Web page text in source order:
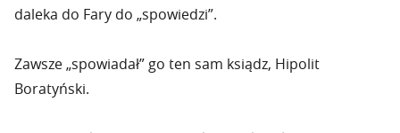
daleka do Fary do „spowiedzi”.
Zawsze „spowiadał” go ten sam ksiądz, Hipolit
Boratyński.